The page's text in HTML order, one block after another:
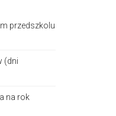
przedszkolu
(dni
na rok